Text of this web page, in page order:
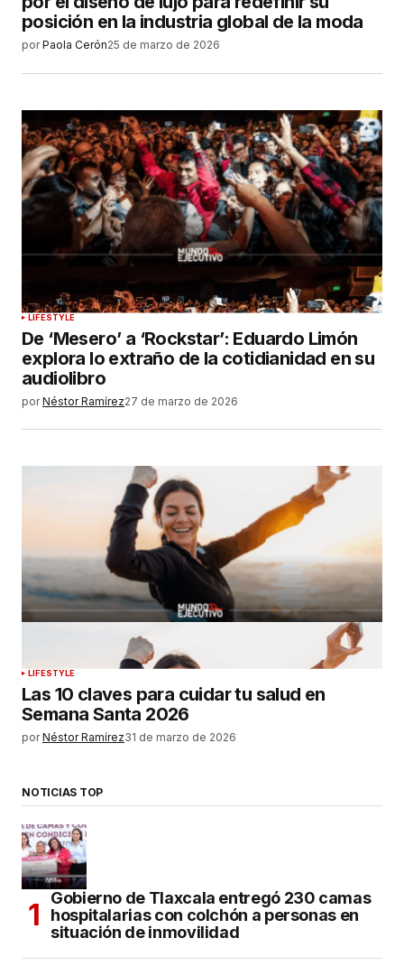
posición en la industria global de la moda
por Paola Cerón25 de marzo de 2026
LIFESTYLE
De ‘Mesero’ a ‘Rockstar’: Eduardo Limón
explora lo extraño de la cotidianidad en su
audiolibro
por Néstor Ramírez27 de marzo de 2026
LIFESTYLE
Las 10 claves para cuidar tu salud en
Semana Santa 2026
por Néstor Ramírez31 de marzo de 2026
NOTICIAS TOP
Gobierno de Tlaxcala entregó 230 camas
hospitalarias con colchón a personas en
situación de inmovilidad